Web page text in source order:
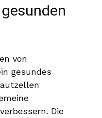
von
gesundes
Die